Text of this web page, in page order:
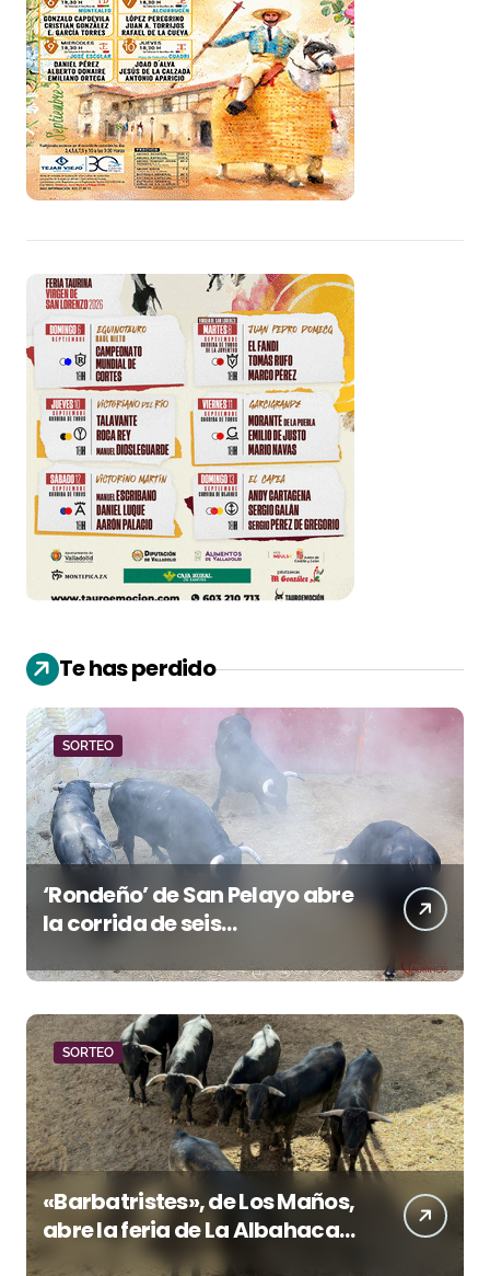
Te has perdido
SORTEO
‘Rondeño’ de San Pelayo abre
la corrida de seis
Santa María esta noche
SORTEO
«Barbatristes», de Los Maños,
abre la feria de La Albahaca
de Huesca